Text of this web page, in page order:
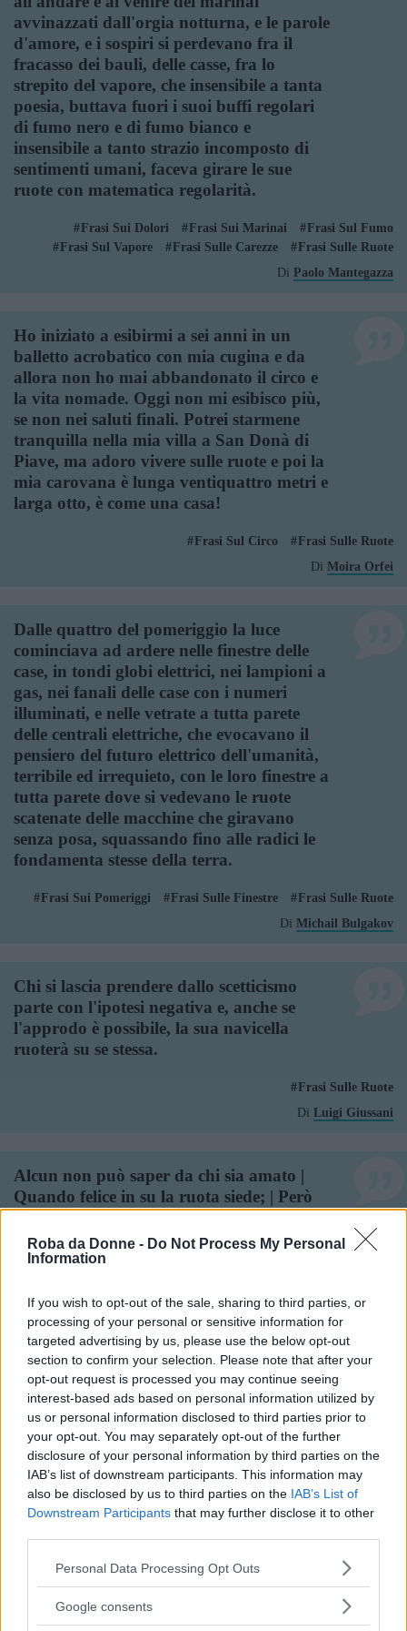
Roba da Donne - Do Not Process My Personal
Information
If you wish to opt-out of the sale, sharing to third parties, or
processing of your personal or sensitive information for
targeted advertising by us, please use the below opt-out
section to confirm your selection. Please note that after your
opt-out request is processed you may continue seeing
interest-based ads based on personal information utilized by
us or personal information disclosed to third parties prior to
your opt-out. You may separately opt-out of the further
disclosure of your personal information by third parties on the
IAB’s list of downstream participants. This information may
also be disclosed by us to third parties on the IAB’s List of
Downstream Participants that may further disclose it to other
Please note that this website/app uses one or more Google
not limited to your visit or usage behaviour. You may click to
Personal Data Processing Opt Outs
Google consents
avvinazzati dall'orgia notturna, e le parole
d'amore, e i sospiri si perdevano fra il
fracasso dei bauli, delle casse, fra lo
strepito del vapore, che insensibile a tanta
poesia, buttava fuori i suoi buffi regolari
di fumo nero e di fumo bianco e
insensibile a tanto strazio incomposto di
sentimenti umani, faceva girare le sue
ruote con matematica regolarità.
Frasi Sui Dolori Frasi Sui Marinai
Frasi Sul Fumo
Frasi Sul Vapore
Frasi Sulle Carezze
Frasi Sulle Ruote
Di Paolo Mantegazza
Ho iniziato a esibirmi a sei anni in un
balletto acrobatico con mia cugina e da
allora non ho mai abbandonato il circo e
la vita nomade. Oggi non mi esibisco più,
se non nei saluti finali. Potrei starmene
tranquilla nella mia villa a San Donà di
Piave, ma adoro vivere sulle ruote e poi la
mia carovana è lunga ventiquattro metri e
larga otto, è come una casa!
Frasi Sul Circo
Frasi Sulle Ruote
Di Moira Orfei
Dalle quattro del pomeriggio la luce
cominciava ad ardere nelle finestre delle
case, in tondi globi elettrici, nei lampioni a
gas, nei fanali delle case con i numeri
illuminati, e nelle vetrate a tutta parete
delle centrali elettriche, che evocavano il
pensiero del futuro elettrico dell'umanità,
terribile ed irrequieto, con le loro finestre a
tutta parete dove si vedevano le ruote
scatenate delle macchine che giravano
senza posa, squassando fino alle radici le
fondamenta stesse della terra.
Frasi Sui Pomeriggi Frasi Sulle Finestre
Frasi Sulle Ruote
Di Michail Bulgakov
Chi si lascia prendere dallo scetticismo
parte con l'ipotesi negativa e, anche se
l'approdo è possibile, la sua navicella
ruoterà su se stessa.
Frasi Sulle Ruote
Di Luigi Giussani
Alcun non può saper da chi sia amato |
Quando felice in su la ruota siede; | Però
mostran tutti una medesma fede. | Se poi
si cangia in tristo il lieto stato, | Volta la
cor ama, riman forte, | Et ama il suo
Signor dopo la morte. [XIX, 1]
Frasi Sull'adulazione
Frasi Sulle Ruote
Di Ludovico Ariosto
C'è chi ha perso una brutta partita, però,
forse una fiche gli è restata e può darsi ci
sia un altro giro di ruota.
Sono pigro. Ma sono le persone pigre che